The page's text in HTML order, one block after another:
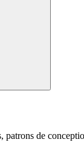
patrons de